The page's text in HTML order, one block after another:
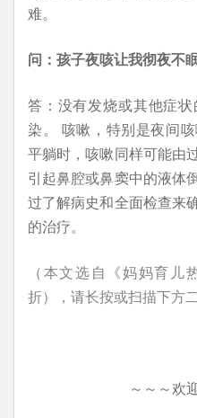
难。
问：孩子夜咳让我彻夜不
答：没有发烧或其他症
染。 咳嗽，特别是夜间
平躺时，咳嗽同样可能由
引起鼻腔或鼻窦中的液体
过了解病史和全面检查来
的治疗。
（本文选自《妈妈育儿
折），请长按或扫描下方二
～～～欢